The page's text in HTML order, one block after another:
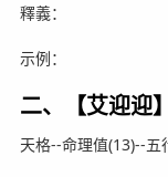
釋義：
示例：
二、【艾迎迎
天格--命理值(13)--五